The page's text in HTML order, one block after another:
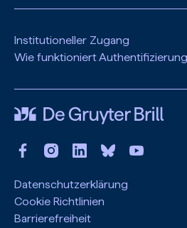
Institutioneller Zugang
Wie funktioniert
Datenschutzerklärung
Cookie Richtlinien
Barrierefreiheit